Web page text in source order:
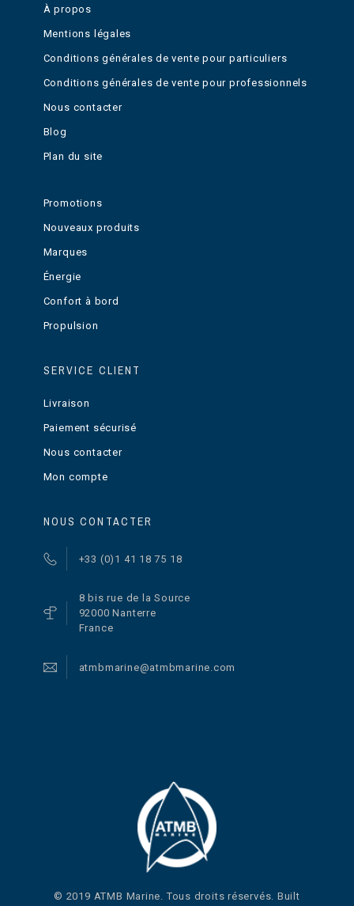
À propos
Mentions légales
Conditions générales de vente pour particuliers
Conditions générales de vente pour professionnels
Nous contacter
Blog
Plan du site
Promotions
Nouveaux produits
Marques
Énergie
Confort à bord
Propulsion
SERVICE CLIENT
Livraison
Paiement sécurisé
Nous contacter
Mon compte
NOUS CONTACTER
+33 (0)1 41 18 75 18
8 bis rue de la Source
92000 Nanterre
France
atmbmarine@atmbmarine.com
© 2019 ATMB Marine. Tous droits réservés. Built